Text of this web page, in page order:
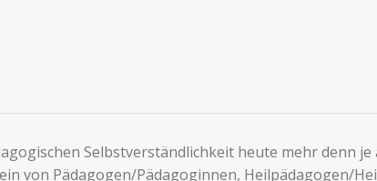
Selbstverständlichkeit heute mehr denn
von Pädagogen/Pädagoginnen, Heilpädagogen/